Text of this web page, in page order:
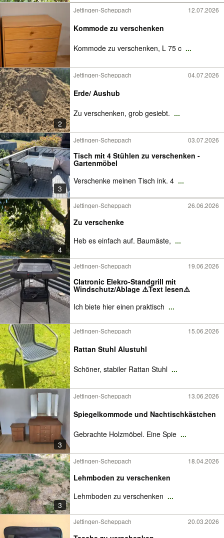
Jettingen-Scheppach 12.07.2026
Kommode zu verschenken
Kommode zu verschenken, L 75 c ...
2
Jettingen-Scheppach 04.07.2026
Erde/ Aushub
Zu verschenken, grob gesiebt. ...
3
Jettingen-Scheppach 03.07.2026
Tisch mit 4 Stühlen zu verschenken -
Gartenmöbel
Verschenke meinen Tisch ink. 4 ...
4
Jettingen-Scheppach 26.06.2026
Zu verschenke
Heb es einfach auf. Baumäste, ...
Jettingen-Scheppach 19.06.2026
Clatronic Elekro-Standgrill mit
Windschutz/Ablage ⚠️Text lesen⚠️
Ich biete hier einen praktisch ...
Jettingen-Scheppach 15.06.2026
Rattan Stuhl Alustuhl
Schöner, stabiler Rattan Stuhl ...
3
Jettingen-Scheppach 13.06.2026
Spiegelkommode und Nachtischkästchen
Gebrachte Holzmöbel. Eine Spie ...
3
Jettingen-Scheppach 18.04.2026
Lehmboden zu verschenken
Lehmboden zu verschenken ...
Jettingen-Scheppach 20.03.2026